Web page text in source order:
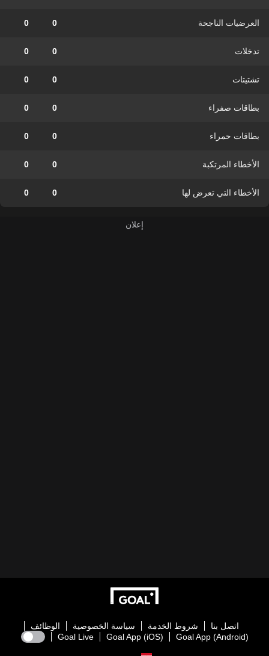
العرضيات الناجحة 0
0
تدخلات 0
0
تشتيتات 0
0
بطاقات صفراء 0
0
بطاقات حمراء 0
0
الأخطاء المرتكبة 0
0
الأخطاء التي تعرض لها 0
0
اتصل بنا شروط الخدمة سياسة الخصوصية
الوظائف
Goal App (Android)
Goal App (iOS)
Goal Live